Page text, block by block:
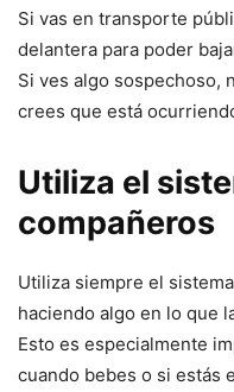
Si vas en transporte
delantera para poder
Si ves algo sospechoso,
crees que está
Utiliza el
compañeros
Utiliza siempre el
haciendo algo en lo que
Esto es especialmente
cuando bebes o si estás